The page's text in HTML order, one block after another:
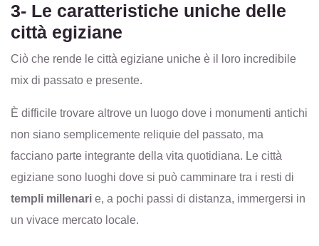
3- Le caratteristiche uniche delle
città egiziane
Ciò che rende le città egiziane uniche è il loro incredibile
mix di passato e presente.
È difficile trovare altrove un luogo dove i monumenti antichi
non siano semplicemente reliquie del passato, ma
facciano parte integrante della vita quotidiana. Le città
egiziane sono luoghi dove si può camminare tra i resti di
templi millenari e, a pochi passi di distanza, immergersi in
un vivace mercato locale.